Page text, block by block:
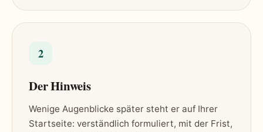
2
Der Hinweis
Wenige Augenblicke später steht er auf Ihrer
Startseite: verständlich formuliert, mit der Frist,